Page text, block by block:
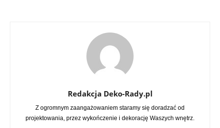
Redakcja Deko-Rady.pl
Z ogromnym zaangażowaniem staramy się doradzać od
projektowania, przez wykończenie i dekorację Waszych wnętrz.